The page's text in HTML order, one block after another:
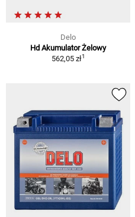
Delo
Hd Akumulator Żelowy
562,05 zł1